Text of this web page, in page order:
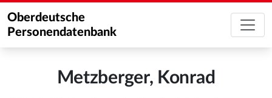
Oberdeutsche
Personendatenbank
Metzberger, Konrad